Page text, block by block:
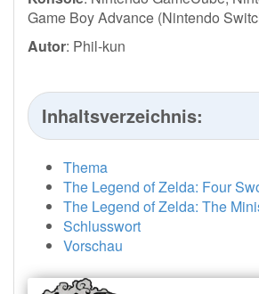
Game Boy Advance (Nintendo
Autor: Phil-kun
Inhaltsverzeichnis:
Thema
The Legend of Zelda: Four
The Legend of Zelda: The
Schlusswort
Vorschau